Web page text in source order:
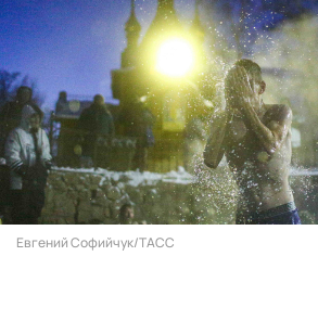
Евгений Софийчук/ТАСС